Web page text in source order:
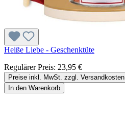
Heiße Liebe - Geschenktüte
Regulärer Preis: 23,95 €
Preise inkl. MwSt. zzgl. Versandkosten
In den Warenkorb